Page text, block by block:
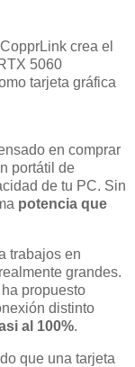
crea el
5060
tarjeta gráfica
en comprar
portátil de
de tu PC. Sin
potencia que
trabajos en
grandes.
propuesto
distinto
al 100%.
que una tarjeta